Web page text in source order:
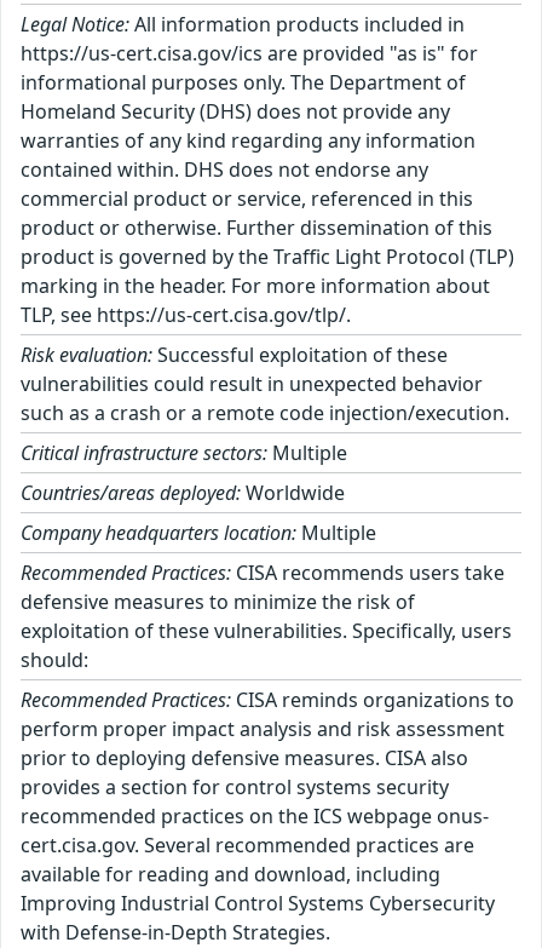
Legal Notice:All information products included in
https://us-cert.cisa.gov/ics are provided "as is" for
informational purposes only. The Department of
Homeland Security (DHS) does not provide any
warranties of any kind regarding any information
contained within. DHS does not endorse any
commercial product or service, referenced in this
product or otherwise. Further dissemination of this
product is governed by the Traffic Light Protocol (TLP)
marking in the header. For more information about
TLP, see https://us-cert.cisa.gov/tlp/.
Risk evaluation:Successful exploitation of these
vulnerabilities could result in unexpected behavior
such as a crash or a remote code injection/execution.
Critical infrastructure sectors: Multiple
Countries/areas deployed:Worldwide
Company headquarters location: Multiple
Recommended Practices: CISA recommends users take
defensive measures to minimize the risk of
exploitation of these vulnerabilities. Specifically, users
should:
Recommended Practices: CISA reminds organizations to
perform proper impact analysis and risk assessment
prior to deploying defensive measures. CISA also
provides a section for control systems security
recommended practices on the ICS webpage onus-
cert.cisa.gov. Several recommended practices are
available for reading and download, including
Improving Industrial Control Systems Cybersecurity
with Defense-in-Depth Strategies.